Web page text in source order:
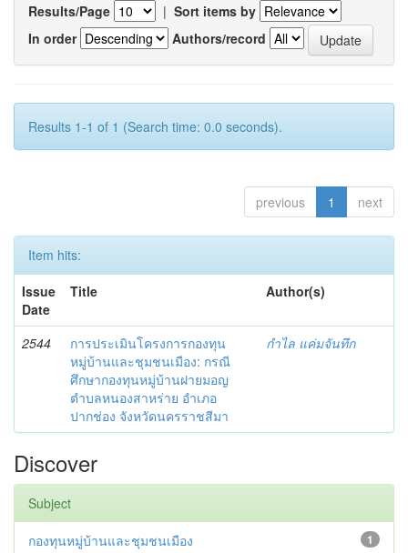
Results/Page | Sort items by
In order
Authors/record
Results 1-1 of 1 (Search time: 0.0 seconds).
previous 1 next
Item hits:
Issue
Date
Title Author(s)
2544
การประเมินโครงการกองทุน
หมู่บ้านและชุมชนเมือง: กรณี
ศึกษากองทุนหมู่บ้านฝายมอญ
ตำบลหนองสาหร่าย อำเภอ
ปากช่อง จังหวัดนครราชสีมา
กำไล แค่มจันทึก
Discover
Subject
1
กองทุนหมู่บ้านและชุมชนเมือง